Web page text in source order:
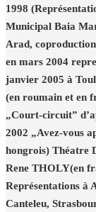
1998
Municipal Baia
Arad,
en mars 2004
janvier 2005 à
(en roumain et en
„Court-circuit”
2002 „Avez-vous
hongrois) Théatre
Rene THOLY(en
Représentations à
Canteleu,